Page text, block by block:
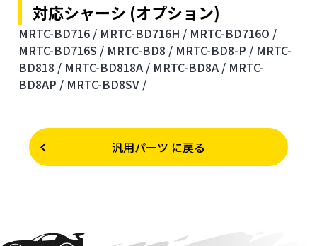
対応シャーシ (オプション)
MRTC-BD716 / MRTC-BD716H / MRTC-BD716O /
MRTC-BD716S / MRTC-BD8 / MRTC-BD8-P / MRTC-
BD818 / MRTC-BD818A / MRTC-BD8A / MRTC-
BD8AP / MRTC-BD8SV /
汎用パーツ に戻る